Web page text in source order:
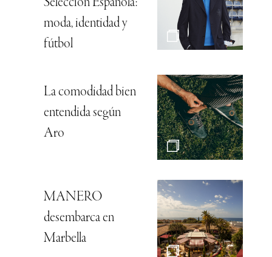
Selección Española:
moda, identidad y
fútbol
La comodidad bien
entendida según
Aro
MANERO
desembarca en
Marbella